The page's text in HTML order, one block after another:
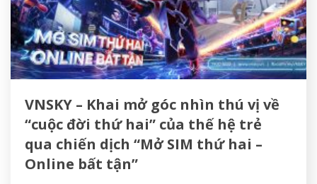
VNSKY – Khai mở góc nhìn thú vị về
“cuộc đời thứ hai” của thế hệ trẻ
qua chiến dịch “Mở SIM thứ hai –
Online bất tận”